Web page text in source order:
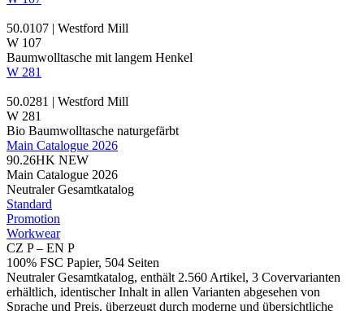
50.0107 | Westford Mill
W 107
Baumwolltasche mit langem Henkel
W 281
50.0281 | Westford Mill
W 281
Bio Baumwolltasche naturgefärbt
Main Catalogue 2026
90.26HK NEW
Main Catalogue 2026
Neutraler Gesamtkatalog
Standard
Promotion
Workwear
CZ P – EN P
100% FSC Papier, 504 Seiten
Neutraler Gesamtkatalog, enthält 2.560 Artikel, 3 Covervarianten
erhältlich, identischer Inhalt in allen Varianten abgesehen von
Sprache und Preis, überzeugt durch moderne und übersichtliche